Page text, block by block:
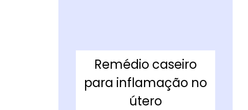
Remédio caseiro
para inflamação no
útero